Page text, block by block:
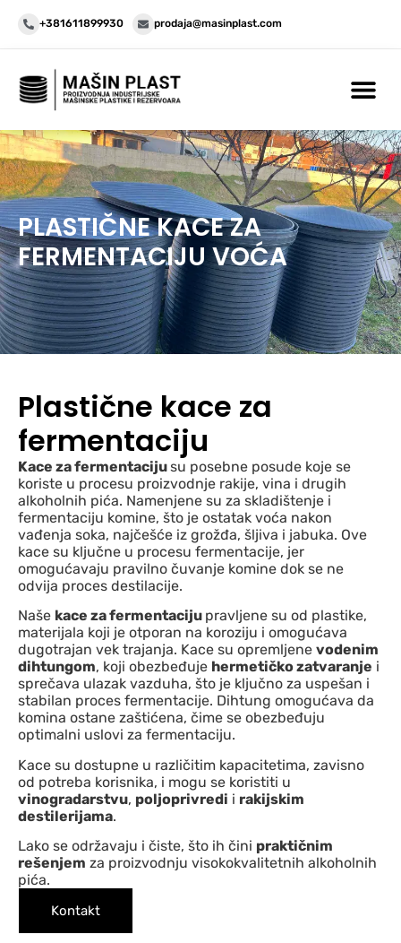
+381611899930 prodaja@masinplast.com
PLASTIČNE KACE ZA
FERMENTACIJU VOĆA
Plastične kace za
fermentaciju
Kace za fermentacijusu posebne posude koje se
koriste u procesu proizvodnje rakije, vina i drugih
alkoholnih pića. Namenjene su za skladištenje i
fermentaciju komine, što je ostatak voća nakon
vađenja soka, najčešće iz grožđa, šljiva i jabuka. Ove
kace su ključne u procesu fermentacije, jer
omogućavaju pravilno čuvanje komine dok se ne
odvija proces destilacije.
Naše kace za fermentaciju pravljene su od plastike,
materijala koji je otporan na koroziju i omogućava
dugotrajan vek trajanja. Kace su opremljene vodenim
dihtungom, koji obezbeđuje hermetičko zatvaranje i
sprečava ulazak vazduha, što je ključno za uspešan i
stabilan proces fermentacije. Dihtung omogućava da
komina ostane zaštićena, čime se obezbeđuju
optimalni uslovi za fermentaciju.
Kace su dostupne u različitim kapacitetima, zavisno
od potreba korisnika, i mogu se koristiti u
vinogradarstvu, poljoprivredi i rakijskim
destilerijama.
Lako se održavaju i čiste, što ih čini praktičnim
rešenjem za proizvodnju visokokvalitetnih alkoholnih
pića.
Kontakt